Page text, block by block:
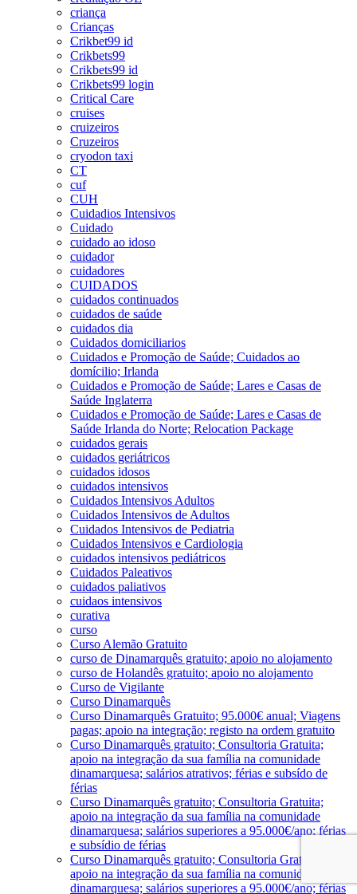
criança
Crianças
Crikbet99 id
Crikbets99
Crikbets99 id
Crikbets99 login
Critical Care
cruises
cruizeiros
Cruzeiros
cryodon taxi
CT
cuf
CUH
Cuidadios Intensivos
Cuidado
cuidado ao idoso
cuidador
cuidadores
CUIDADOS
cuidados continuados
cuidados de saúde
cuidados dia
Cuidados domiciliarios
Cuidados e Promoção de Saúde; Cuidados ao
domícilio; Irlanda
Cuidados e Promoção de Saúde; Lares e Casas de
Saúde Inglaterra
Cuidados e Promoção de Saúde; Lares e Casas de
Saúde Irlanda do Norte; Relocation Package
cuidados gerais
cuidados geriátricos
cuidados idosos
cuidados intensivos
Cuidados Intensivos Adultos
Cuidados Intensivos de Adultos
Cuidados Intensivos de Pediatria
Cuidados Intensivos e Cardiologia
cuidados intensivos pediátricos
Cuidados Paleativos
cuidados paliativos
cuidaos intensivos
curativa
curso
Curso Alemão Gratuito
curso de Dinamarquês gratuito; apoio no alojamento
curso de Holandês gratuito; apoio no alojamento
Curso de Vigilante
Curso Dinamarquês
Curso Dinamarquês Gratuito; 95.000€ anual; Viagens
pagas; apoio na integração; registo na ordem gratuito
Curso Dinamarquês gratuito; Consultoria Gratuita;
apoio na integração da sua família na comunidade
dinamarquesa; salários atrativos; férias e subsído de
férias
Curso Dinamarquês gratuito; Consultoria Gratuita;
apoio na integração da sua família na comunidade
dinamarquesa; salários superiores a 95.000€/ano; férias
e subsídio de férias
Curso Dinamarquês gratuito; Consultoria Gratuita;
apoio na integração da sua família na comunidade
dinamarquesa; salários superiores a 95.000€/ano; férias